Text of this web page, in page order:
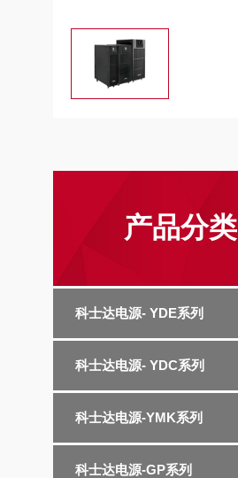
产品分类
科士达电源- YDE系列
科士达电源- YDC系列
科士达电源-YMK系列
科士达电源-GP系列